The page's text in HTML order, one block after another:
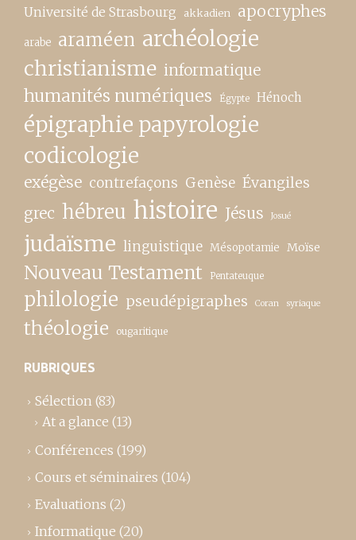
Université de Strasbourg akkadien apocryphes
arabe araméen archéologie
christianisme informatique
humanités numériques Égypte Hénoch
épigraphie papyrologie
codicologie
exégèse contrefaçons Genèse Évangiles
grec hébreu histoire Jésus Josué
judaïsme linguistique Mésopotamie Moïse
Nouveau Testament Pentateuque
philologie pseudépigraphes Coran syriaque
théologie ougaritique
RUBRIQUES
Sélection (83)
At a glance (13)
Conférences (199)
Cours et séminaires (104)
Evaluations (2)
Informatique (20)